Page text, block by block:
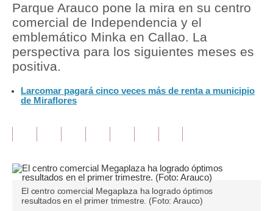
Finanzas Personales
Inmobiliarias
Plus G
Opinión
Blogs
Tendencias
Parque Arauco pone la mira en su centro
comercial de Independencia y el
emblemático Minka en Callao. La
perspectiva para los siguientes meses es
positiva.
Larcomar pagará cinco veces más de renta a municipio
de Miraflores
El centro comercial Megaplaza ha logrado óptimos
resultados en el primer trimestre. (Foto: Arauco)